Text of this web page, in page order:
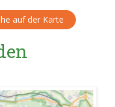
auf der Karte